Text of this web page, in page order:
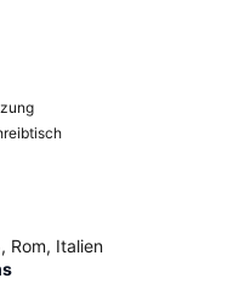
Rom, Italien